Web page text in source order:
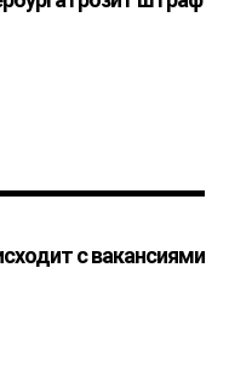
с вакансиями